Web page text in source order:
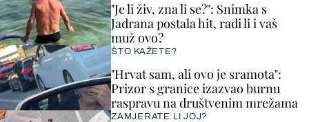
"Je li živ, zna li se?": Snimka s
Jadrana postala hit, radi li i vaš
muž ovo?
ŠTO KAŽETE?
"Hrvat sam, ali ovo je sramota":
Prizor s granice izazvao burnu
raspravu na društvenim mrežama
ZAMJERATE LI JOJ?